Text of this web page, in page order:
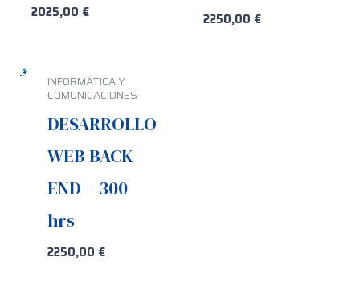
2025,00 € 2250,00 €
INFORMÁTICA Y
COMUNICACIONES
DESARROLLO
WEB BACK
END – 300
hrs
2250,00 €